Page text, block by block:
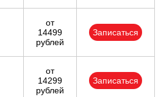
от
14499
рублей
Записаться
от
14299
рублей
Записаться